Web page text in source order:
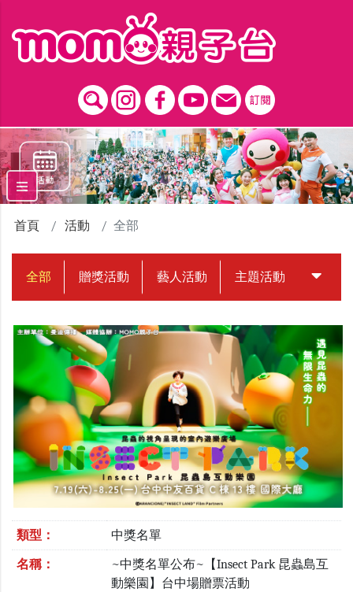
首頁 活動 全部
全部 贈獎活動 藝人活動 主題活動 中獎名
類型： 中獎名單
名稱：
~中獎名單公布~【Insect Park 昆蟲島互
動樂園】台中場贈票活動